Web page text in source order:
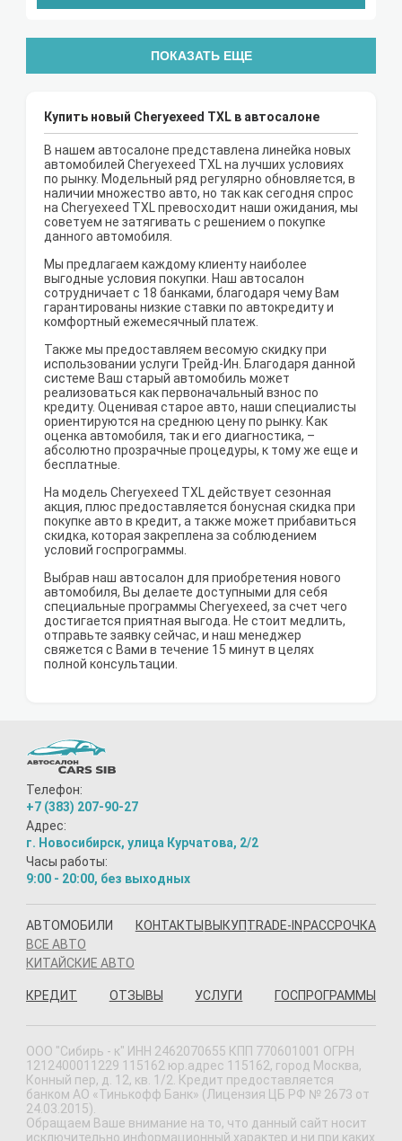
ПОКАЗАТЬ ЕЩЕ
Купить новый Cheryexeed TXL в автосалоне
В нашем автосалоне представлена линейка новых
автомобилей Cheryexeed TXL на лучших условиях
по рынку. Модельный ряд регулярно обновляется, в
наличии множество авто, но так как сегодня спрос
на Cheryexeed TXL превосходит наши ожидания, мы
советуем не затягивать с решением о покупке
данного автомобиля.
Мы предлагаем каждому клиенту наиболее
выгодные условия покупки. Наш автосалон
сотрудничает с 18 банками, благодаря чему Вам
гарантированы низкие ставки по автокредиту и
комфортный ежемесячный платеж.
Также мы предоставляем весомую скидку при
использовании услуги Трейд-Ин. Благодаря данной
системе Ваш старый автомобиль может
реализоваться как первоначальный взнос по
кредиту. Оценивая старое авто, наши специалисты
ориентируются на среднюю цену по рынку. Как
оценка автомобиля, так и его диагностика, –
абсолютно прозрачные процедуры, к тому же еще и
бесплатные.
На модель Cheryexeed TXL действует сезонная
акция, плюс предоставляется бонусная скидка при
покупке авто в кредит, а также может прибавиться
скидка, которая закреплена за соблюдением
условий госпрограммы.
Выбрав наш автосалон для приобретения нового
автомобиля, Вы делаете доступными для себя
специальные программы Cheryexeed, за счет чего
достигается приятная выгода. Не стоит медлить,
отправьте заявку сейчас, и наш менеджер
свяжется с Вами в течение 15 минут в целях
полной консультации.
Телефон:
+7 (383) 207-90-27
Адрес:
г. Новосибирск, улица Курчатова, 2/2
Часы работы:
9:00 - 20:00, без выходных
АВТОМОБИЛИ
ВСЕ АВТО
КИТАЙСКИЕ АВТО
КОНТАКТЫ ВЫКУПTRADE-IN РАССРОЧКА
КРЕДИТ ОТЗЫВЫ УСЛУГИ ГОСПРОГРАММЫ
ООО "Сибирь - к" ИНН 2462070655 КПП 770601001 ОГРН
1212400011229 115162 юр.адрес 115162, город Москва,
Конный пер, д. 12, кв. 1/2. Кредит предоставляется
банком АО «Тинькофф Банк» (Лицензия ЦБ РФ № 2673 от
24.03.2015).
Обращаем Ваше внимание на то, что данный сайт носит
исключительно информационный характер и ни при каких